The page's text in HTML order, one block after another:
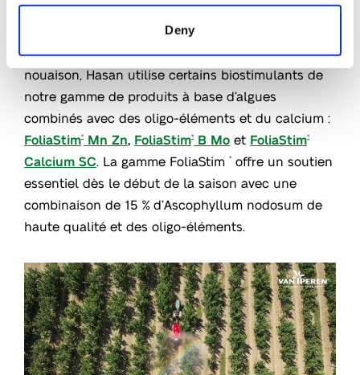
Deny
Afin de soutenir soutenir les vergers de pommiers
dans les stades précices, la floraison et la
nouaison, Hasan utilise certains biostimulants de
notre gamme de produits à base d’algues
combinés avec des oligo-éléments et du calcium :
FoliaStim® Mn Zn FoliaStim® B Mo et FoliaStim®
Calcium SC . La gamme FoliaStim ®
offre un soutien
essentiel dès le début de la saison avec une
combinaison de 15 % d’Ascophyllum nodosum de
haute qualité et des oligo-éléments.